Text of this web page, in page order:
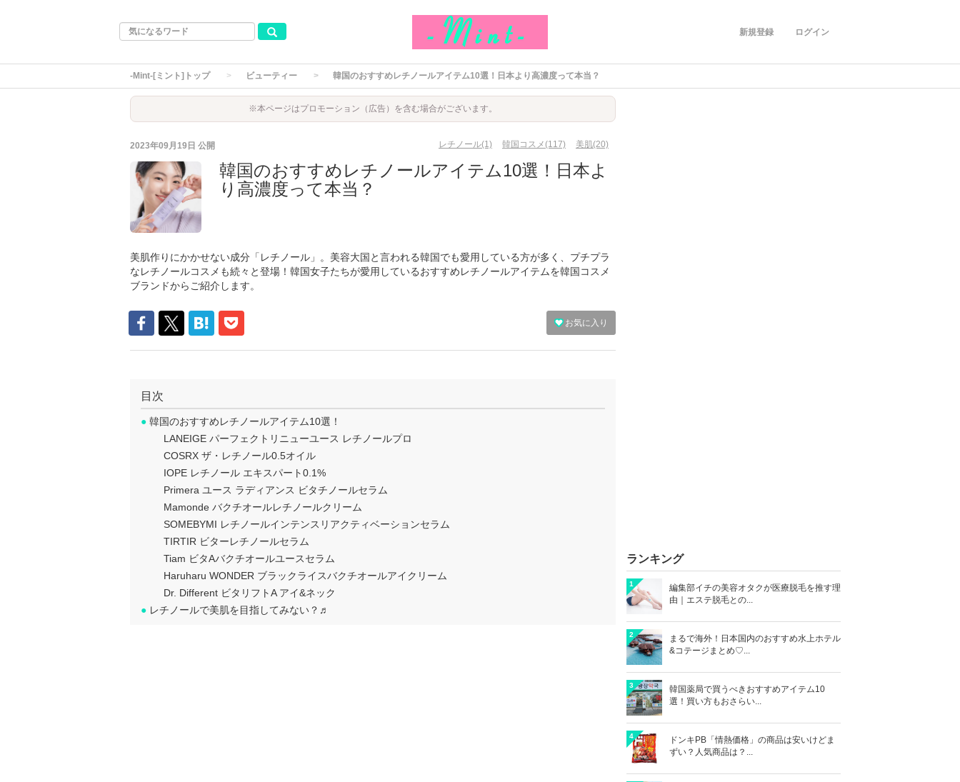
ログイン
新規登録
-Mint-[ミント]トップ ビューティー 韓国のおすすめレチノールアイテム10選！日本より高濃度って本当？
※本ページはプロモーション（広告）を含む場合がございます。
2023年09月19日 公開 レチノール(1) 韓国コスメ(117) 美肌(20)
韓国のおすすめレチノールアイテム10選！日本よ
り高濃度って本当？
美肌作りにかかせない成分「レチノール」。美容大国と言われる韓国でも愛用している方が多く、プチプラ
なレチノールコスメも続々と登場！韓国女子たちが愛用しているおすすめレチノールアイテムを韓国コスメ
ブランドからご紹介します。
お気に入り
目次
● 韓国のおすすめレチノールアイテム10選！
LANEIGE パーフェクトリニューユース レチノールプロ
COSRX ザ・レチノール0.5オイル
IOPE レチノール エキスパート0.1%
Primera ユース ラディアンス ビタチノールセラム
Mamonde バクチオールレチノールクリーム
SOMEBYMI レチノールインテンスリアクティベーションセラム
TIRTIR ビターレチノールセラム
Tiam ビタAバクチオールユースセラム
Haruharu WONDER ブラックライスバクチオールアイクリーム
Dr. Different ビタリフトA アイ&ネック
● レチノールで美肌を目指してみない？♬
ランキング
1
編集部イチの美容オタクが医療脱毛を推す理
由｜エステ脱毛との...
2
まるで海外！日本国内のおすすめ水上ホテル
&コテージまとめ♡...
3
韓国薬局で買うべきおすすめアイテム10
選！買い方もおさらい...
4
ドンキPB「情熱価格」の商品は安いけどま
ずい？人気商品は？...